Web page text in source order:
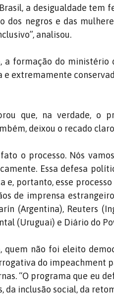
a desigualdade tem
dos negros e das
analisou.
a formação do ministério
e extremamente
que, na verdade, o
deixou o recado
o processo. Nós
Essa defesa
e, portanto, esse
de imprensa
(Argentina), Reuters
(Uruguai) e Diário do
quem não foi eleito
do impeachment
“O programa que eu
da inclusão social, da